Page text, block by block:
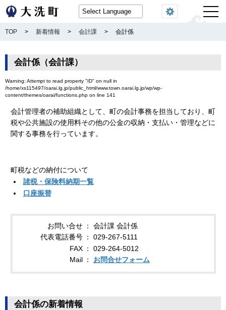
閲覧機能
TOP > 新着情報 > 会計課 > 会計係
会計係（会計課）
Warning: Attempt to read property "ID" on null in
/home/xs115497/oarai.lg.jp/public_html/www.town.oarai.lg.jp/wp/wp-
content/themes/oarai/functions.php on line 141
会計管理者の補助組織として、町の会計事務を担当しており、町
税や公共施設の使用料その他の公金の収納・支払い・管理などに
関する事務を行っています。
町税などの納付について
諸税・保険料納期一覧
口座振替
お問い合せ
会計課 会計係
代表電話番号
029-267-5111
FAX
029-264-5012
Mail
お問合せフォーム
会計係の新着情報